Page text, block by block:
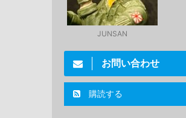
JUNSAN
お問い合わせ
購読する